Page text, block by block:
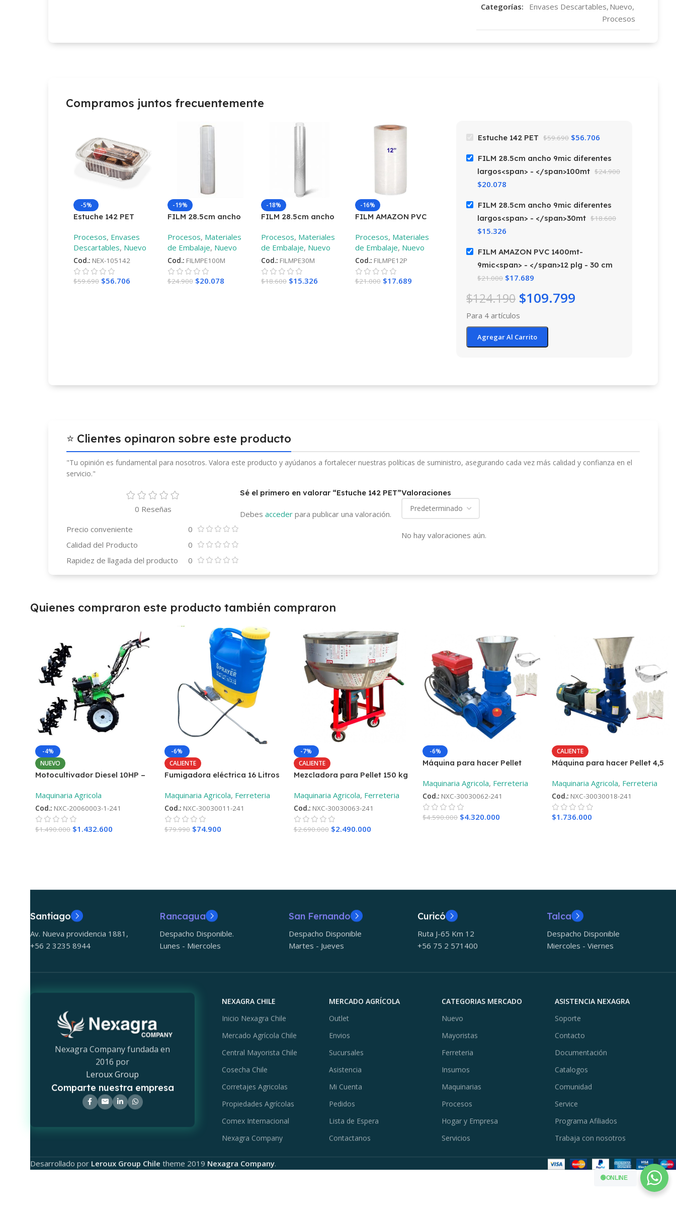
Categorías:
Envases Descartables, Nuevo,
Procesos
Compramos juntos frecuentemente
-5%
Estuche 142 PET
Procesos, Envases
Descartables, Nuevo
Cod.: NEX-105142
$59.690 $56.706
-19%
FILM 28.5cm ancho
largos–100mt
Procesos, Materiales
de Embalaje, Nuevo
Cod.: FILMPE100M
$24.900 $20.078
-18%
FILM 28.5cm ancho
largos–30mt
Procesos, Materiales
de Embalaje, Nuevo
Cod.: FILMPE30M
$18.600 $15.326
-16%
FILM AMAZON PVC
plg – 30 cm
Procesos, Materiales
de Embalaje, Nuevo
Cod.: FILMPE12P
$21.000 $17.689
Estuche 142 PET $59.690 $56.706
FILM 28.5cm ancho 9mic diferentes
largos<span> - </span>100mt $24.900
$20.078
FILM 28.5cm ancho 9mic diferentes
largos<span> - </span>30mt $18.600
$15.326
FILM AMAZON PVC 1400mt-
9mic<span> - </span>12 plg - 30 cm
$21.000 $17.689
$124.190 $109.799
Para 4 artículos
Agregar Al Carrito
⭐ Clientes opinaron sobre este producto
"Tu opinión es fundamental para nosotros. Valora este producto y ayúdanos a fortalecer nuestras políticas de suministro, asegurando cada vez más calidad y confianza en el
servicio."
0 Reseñas
Precio conveniente
0
Calidad del Producto
0
Rapidez de llagada del producto
0
Valoraciones
No hay valoraciones aún.
Sé el primero en valorar “Estuche 142 PET”
Debes acceder para publicar una valoración.
Quienes compraron este producto también compraron
-4%
NUEVO
Motocultivador Diesel 10HP –
2°Repueto
Maquinaria Agricola
Cod.: NXC-20060003-1-241
$1.490.000 $1.432.600
-6%
CALIENTE
Fumigadora eléctrica 16 Litros
Maquinaria Agricola, Ferreteria
Cod.: NXC-30030011-241
$79.990 $74.900
-7%
CALIENTE
Mezcladora para Pellet 150 kg
Maquinaria Agricola, Ferreteria
Cod.: NXC-30030063-241
$2.690.000 $2.490.000
-6%
Máquina para hacer Pellet
Maquinaria Agricola, Ferreteria
Cod.: NXC-30030062-241
$4.590.000 $4.320.000
CALIENTE
Máquina para hacer Pellet 4,5
Maquinaria Agricola, Ferreteria
Cod.: NXC-30030018-241
$1.736.000
Santiago
Av. Nueva providencia 1881,
+56 2 3235 8944
Rancagua
Despacho Disponible.
Lunes - Miercoles
San Fernando
Despacho Disponible
Martes - Jueves
Curicó
Ruta J-65 Km 12
+56 75 2 571400
Talca
Despacho Disponible
Miercoles - Viernes
Nexagra Company fundada en
2016 por
Leroux Group
Comparte nuestra empresa
NEXAGRA CHILE
Inicio Nexagra Chile
Mercado Agrícola Chile
Central Mayorista Chile
Cosecha Chile
Corretajes Agricolas
Propiedades Agrícolas
Comex Internacional
Nexagra Company
MERCADO AGRÍCOLA
Outlet
Envios
Sucursales
Asistencia
Mi Cuenta
Pedidos
Lista de Espera
Contactanos
CATEGORIAS MERCADO
Nuevo
Mayoristas
Ferreteria
Insumos
Maquinarias
Procesos
Hogar y Empresa
Servicios
ASISTENCIA NEXAGRA
Soporte
Contacto
Documentación
Catalogos
Comunidad
Service
Programa Afiliados
Trabaja con nosotros
Desarrollado por Leroux Group Chile theme 2019 Nexagra Company.
🟢ONLINE